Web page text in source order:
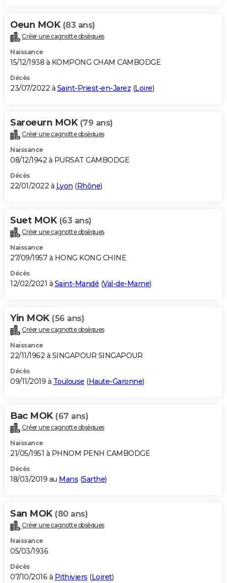
Oeun MOK (83 ans)
Créer une cagnotte obsèques
Naissance
15/12/1938 à KOMPONG CHAM CAMBODGE
Décès
23/07/2022 à Saint-Priest-en-Jarez (Loire)
Saroeurn MOK (79 ans)
Créer une cagnotte obsèques
Naissance
08/12/1942 à PURSAT CAMBODGE
Décès
22/01/2022 à Lyon (Rhône)
Suet MOK (63 ans)
Créer une cagnotte obsèques
Naissance
27/09/1957 à HONG KONG CHINE
Décès
12/02/2021 à Saint-Mandé (Val-de-Marne)
Yin MOK (56 ans)
Créer une cagnotte obsèques
Naissance
22/11/1962 à SINGAPOUR SINGAPOUR
Décès
09/11/2019 à Toulouse (Haute-Garonne)
Bac MOK (67 ans)
Créer une cagnotte obsèques
Naissance
21/05/1951 à PHNOM PENH CAMBODGE
Décès
18/03/2019 au Mans (Sarthe)
San MOK (80 ans)
Créer une cagnotte obsèques
Naissance
05/03/1936
Décès
07/10/2016 à Pithiviers (Loiret)